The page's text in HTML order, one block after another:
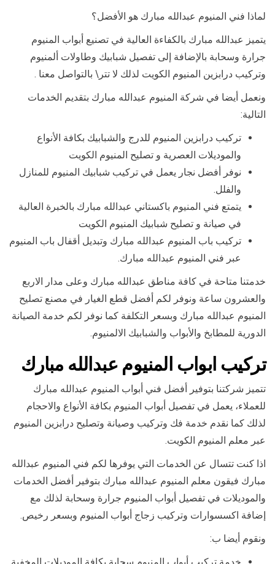
لماذا فني المنيوم عبدالله مبارك هو الأفضل؟
يتميز عبدالله مبارك بالكفاءة العالية في تصنيع أبواب المنيوم
جرارة وسحابة بالإضافة إلى تفصيل شبابيك وطاولات ألمنيوم
وتركيب درابزين المنيوم الكويت لذلك لا تتر\ بالتواصل معنا .
ونعمل أيضا في شركة المنيوم عبدالله مبارك بتقديم الخدمات
التالية:
تركيب درابزين المنيوم للدرج والشبابيك بكافة الأنواع
والموديلات العصرية و تصليح المنيوم الكويت
نوفر أفضل نجار يعمل في تركيب شبابيك المنيوم للمنازل
والفلل.
يتمتع فني المنيوم باكستاني عبدالله مبارك بالخبرة العالية
في صيانة و تصليح شبابيك المنيوم الكويت
تركيب باب المنيوم عبدالله مبارك وتبديل أقفال باب المنيوم
عبر فني المنيوم عبدالله مبارك.
خدمتنا متاحة في كافة مناطق عبدالله مبارك وعلى مدار الاربع
والعشرون ساعة ونوفر لكم أفضل قطع الغيار في مصنع تصليح
المنيوم عبدالله مبارك وبسعر التكلفة كما نوفر لكم خدمة الصيانة
الدورية للمطابخ والأبواب والشبابيك الالمنيوم.
تركيب ابواب المنيوم عبدالله مبارك
تتميز شركتنا بتوفير أفضل فني أبواب المنيوم عبدالله مبارك
للعملاء، يعمل في تفصيل أبواب المنيوم بكافة الأنواع والاحجام
لذلك كما نقدم خدمة فك وتركيب وصيانة وتصليح درابزين المنيوم
عبر معلم المنيوم الكويت.
اذا كنت تتسال عن الخدمات التي يوفرها لكم فني المنيوم عبدالله
مبارك فيقون معلم المنيوم عبدالله مبارك بتوفير أفضل الخدمات
والموديلات في تفصيل أبواب المنيوم جرارة وسحابة لذلك مع
إضافة اكسسوارات وتركيب زجاج أبواب المنيوم وبسعر رخيص.
ونقوم أيضا ب: